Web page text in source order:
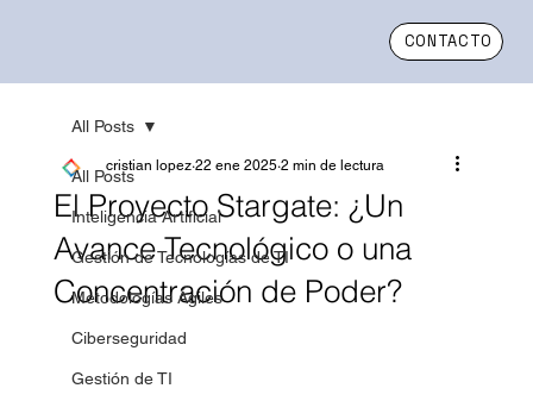
CONTACTO
All Posts
Inteligencia Artificial
Gestión de Tecnologías de TI
Metodologías Ágiles
Ciberseguridad
Gestión de TI
All Posts
El Proyecto Stargate: ¿Un
Avance Tecnológico o una
Concentración de Poder?
cristian lopez 22 ene 2025 2 min de lectura